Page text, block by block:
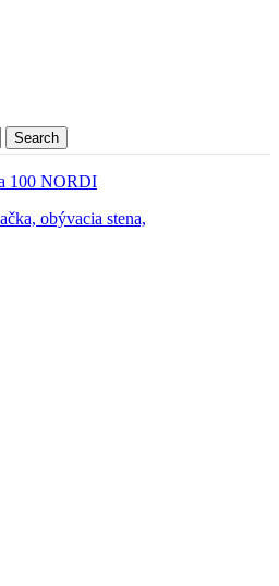
Search